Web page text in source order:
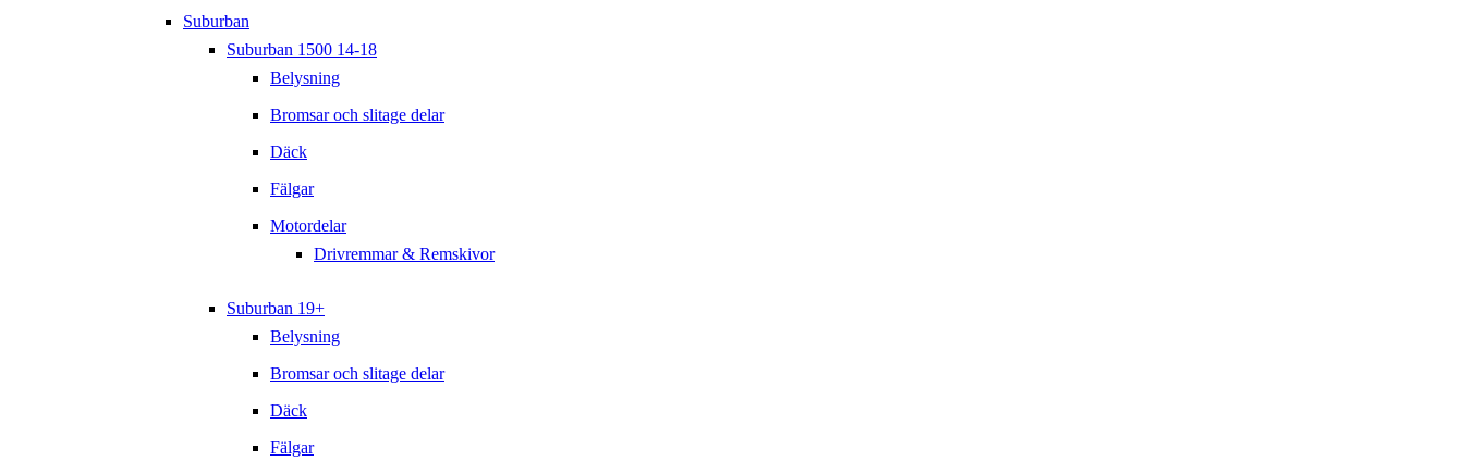
Suburban
Suburban 1500 14-18
Belysning
Bromsar och slitage delar
Däck
Fälgar
Motordelar
Drivremmar & Remskivor
Suburban 19+
Belysning
Bromsar och slitage delar
Däck
Fälgar